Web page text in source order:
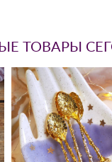
ТОВАРЫ